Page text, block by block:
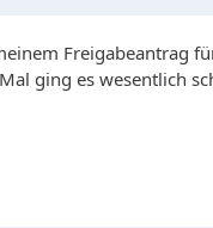
ging es wesentlich